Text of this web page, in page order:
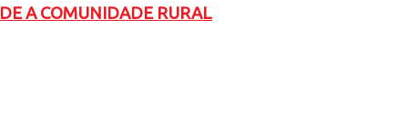
A COMUNIDADE RURAL